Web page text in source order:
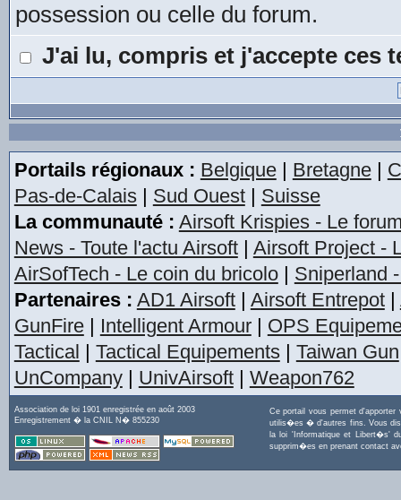
possession ou celle du forum.
J'ai lu, compris et j'accepte ces
Portails régionaux : Belgique| Bretagne|
Pas-de-Calais| Sud Ouest| Suisse
La communauté : Airsoft Krispies - Le
News - Toute l'actu Airsoft| Airsoft Project -
AirSofTech - Le coin du bricolo| Sniperland
Partenaires : AD1 Airsoft| Airsoft Entrepot|
GunFire| Intelligent Armour| OPS
Tactical | Tactical Equipements| Taiwan Gun
UnCompany| UnivAirsoft| Weapon762
Association de loi 1901 enregistrée en août 2003
Enregistrement � la CNIL N� 855230
Ce portail vous permet
utilis�es � d'autres fins. Vous
la loi 'Informatique et Libert�s'
supprim�es en prenant contact